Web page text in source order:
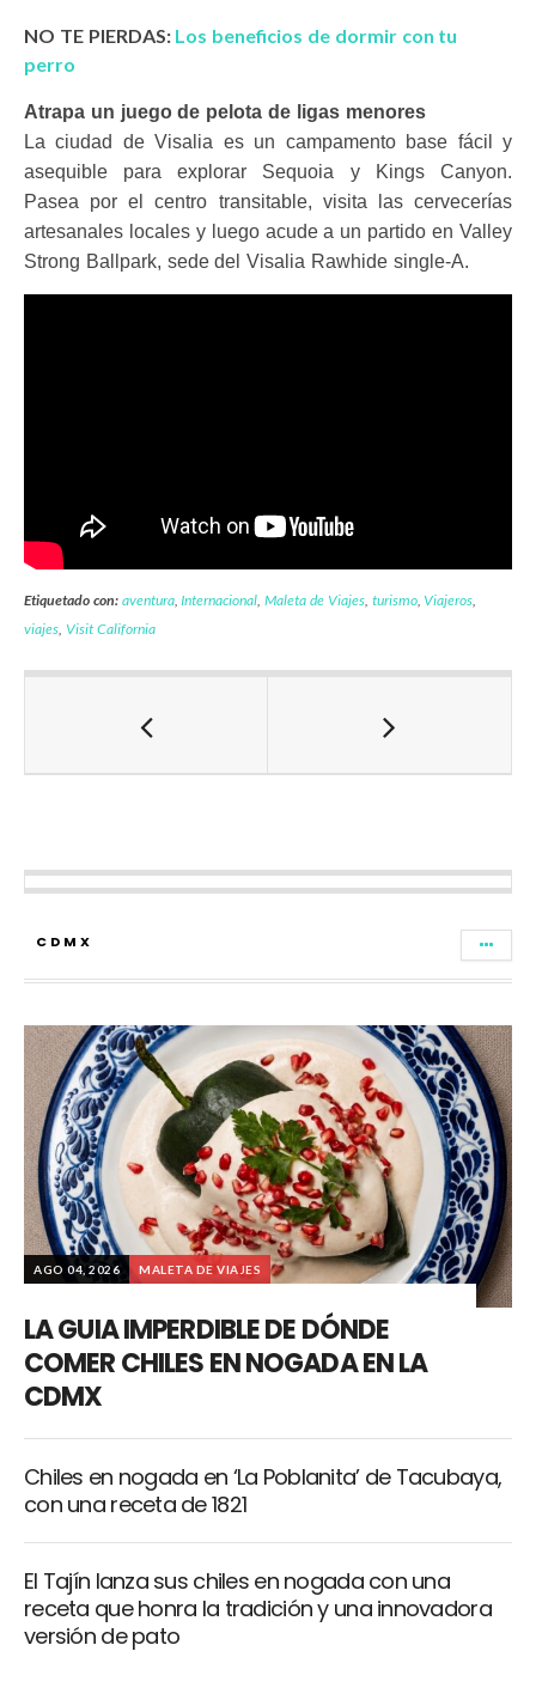
NO TE PIERDAS: Los beneficios de dormir con tu
perro
Atrapa un juego de pelota de ligas menores
La ciudad de Visalia es un campamento base fácil y
asequible para explorar Sequoia y Kings Canyon.
Pasea por el centro transitable, visita las cervecerías
artesanales locales y luego acude a un partido en Valley
Strong Ballpark, sede del Visalia Rawhide single-A.
Etiquetado con: aventura,Internacional,Maleta de Viajes, turismo,Viajeros,
viajes, Visit California
CDMX
AGO 04, 2026 MALETA DE VIAJES
LA GUIA IMPERDIBLE DE DÓNDE
COMER CHILES EN NOGADA EN LA
CDMX
Chiles en nogada en ‘La Poblanita’ de Tacubaya,
con una receta de 1821
El Tajín lanza sus chiles en nogada con una
receta que honra la tradición y una innovadora
versión de pato